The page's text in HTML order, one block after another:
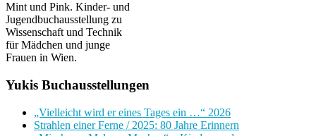
Mint und Pink. Kinder- und
Jugendbuchausstellung zu
Wissenschaft und Technik
für Mädchen und junge
Frauen in Wien.
Yukis Buchausstellungen
„Vielleicht wird er eines Tages ein …“ 2026
Strahlen einer Ferne / 2025: 80 Jahre Erinnern